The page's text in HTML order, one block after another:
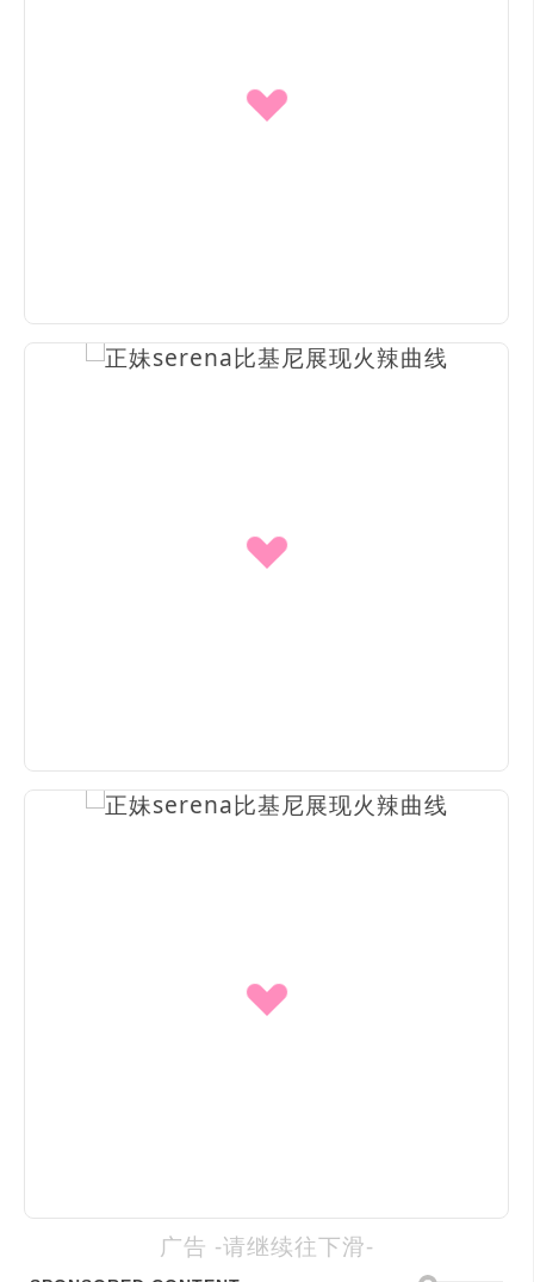
广告 -请继续往下滑-